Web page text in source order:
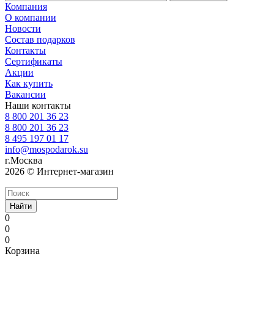
Компания
О компании
Новости
Состав подарков
Контакты
Сертификаты
Акции
Как купить
Вакансии
Наши контакты
8 800 201 36 23
8 800 201 36 23
8 495 197 01 17
info@mospodarok.su
г.Москва
2026 © Интернет-магазин
Найти
0
0
0
Корзина